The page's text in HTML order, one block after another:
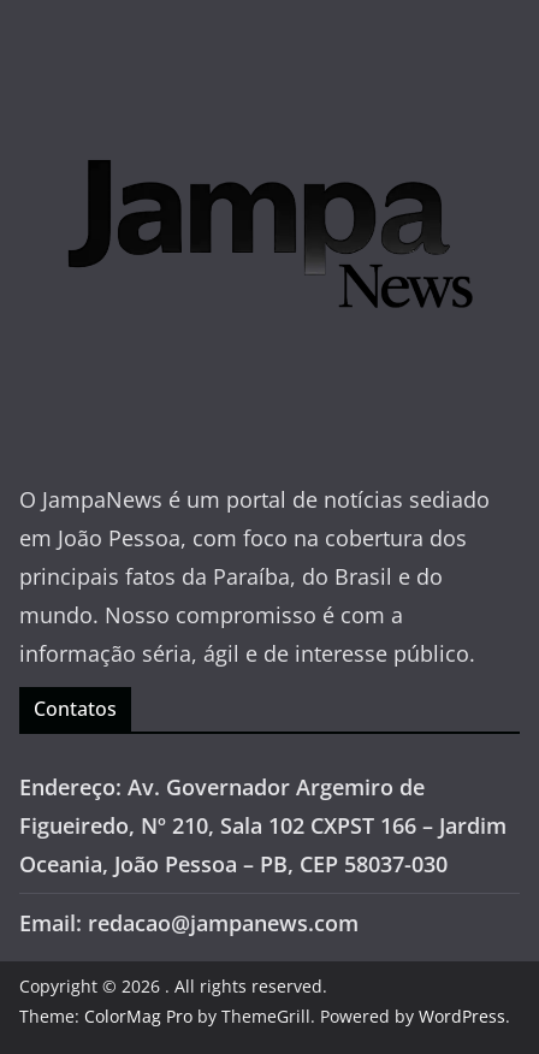
O JampaNews é um portal de notícias sediado
em João Pessoa, com foco na cobertura dos
principais fatos da Paraíba, do Brasil e do
mundo. Nosso compromisso é com a
informação séria, ágil e de interesse público.
Contatos
Endereço: Av. Governador Argemiro de
Figueiredo, Nº 210, Sala 102 CXPST 166 – Jardim
Oceania, João Pessoa – PB, CEP 58037-030
Email: redacao@jampanews.com
Copyright © 2026 . All rights reserved.
Theme: ColorMag Pro by ThemeGrill. Powered by WordPress.